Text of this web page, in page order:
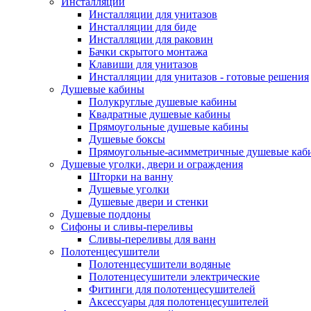
Инсталляции для унитазов
Инсталляции для биде
Инсталляции для раковин
Бачки скрытого монтажа
Клавиши для унитазов
Инсталляции для унитазов - готовые решения
Душевые кабины
Полукруглые душевые кабины
Квадратные душевые кабины
Прямоугольные душевые кабины
Душевые боксы
Прямоугольные-асимметричные душевые
Душевые уголки, двери и ограждения
Шторки на ванну
Душевые уголки
Душевые двери и стенки
Душевые поддоны
Сифоны и сливы-переливы
Сливы-переливы для ванн
Полотенцесушители
Полотенцесушители водяные
Полотенцесушители электрические
Фитинги для полотенцесушителей
Аксессуары для полотенцесушителей